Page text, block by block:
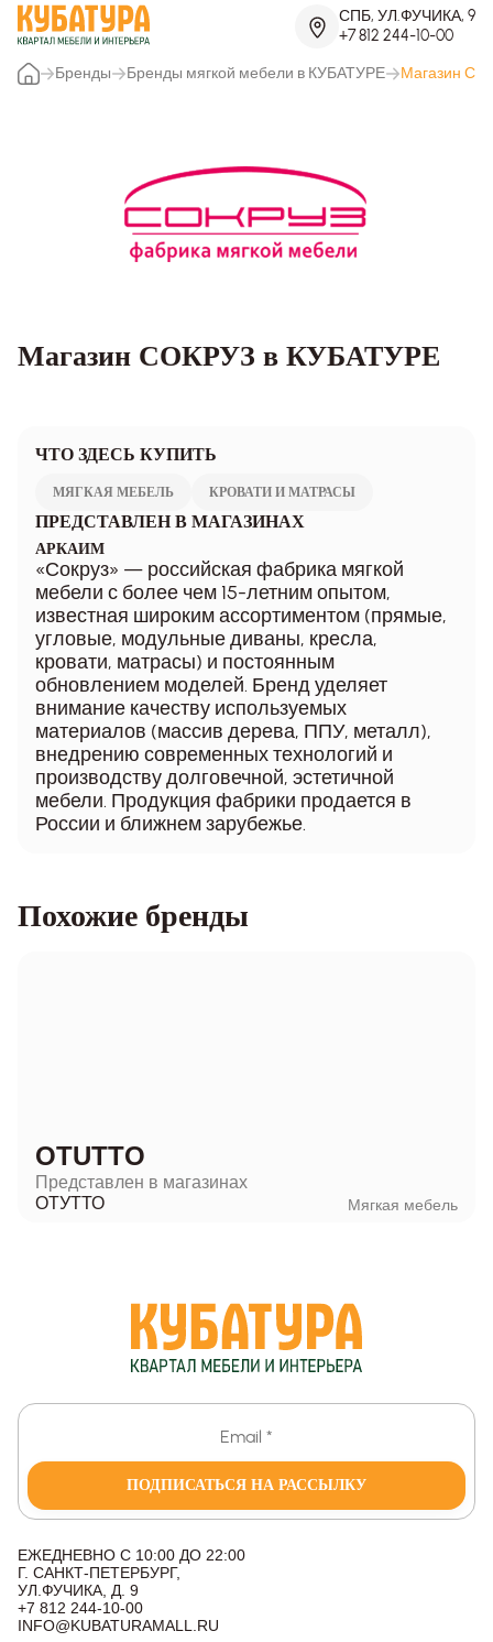
СПБ, УЛ.ФУЧИКА, 9
+7 812 244-10-00
Бренды
Бренды мягкой мебели в КУБАТУРЕ Магазин
Магазин СОКРУЗ в КУБАТУРЕ
ЧТО ЗДЕСЬ КУПИТЬ
МЯГКАЯ МЕБЕЛЬ КРОВАТИ И МАТРАСЫ
ПРЕДСТАВЛЕН В МАГАЗИНАХ
АРКАИМ
«Сокруз» — российская фабрика мягкой
мебели с более чем 15-летним опытом,
известная широким ассортиментом (прямые,
угловые, модульные диваны, кресла,
кровати, матрасы) и постоянным
обновлением моделей. Бренд уделяет
внимание качеству используемых
материалов (массив дерева, ППУ, металл),
внедрению современных технологий и
производству долговечной, эстетичной
мебели. Продукция фабрики продается в
России и ближнем зарубежье.
Похожие бренды
OTUTTO
Представлен в магазинах
ОТУТТО
Мягкая мебель
ПОДПИСАТЬСЯ НА РАССЫЛКУ
ЕЖЕДНЕВНО С 10:00 ДО 22:00
Г. САНКТ-ПЕТЕРБУРГ,
УЛ.ФУЧИКА, Д. 9
+7 812 244-10-00
INFO@KUBATURAMALL.RU